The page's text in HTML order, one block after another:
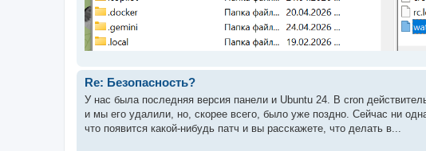
Re: Безопасность?
У нас была последняя версия панели и Ubuntu 24. В cron
и мы его удалили, но, скорее всего, было уже поздно. Сейчас ни
что появится какой-нибудь патч и вы расскажете, что делать в...